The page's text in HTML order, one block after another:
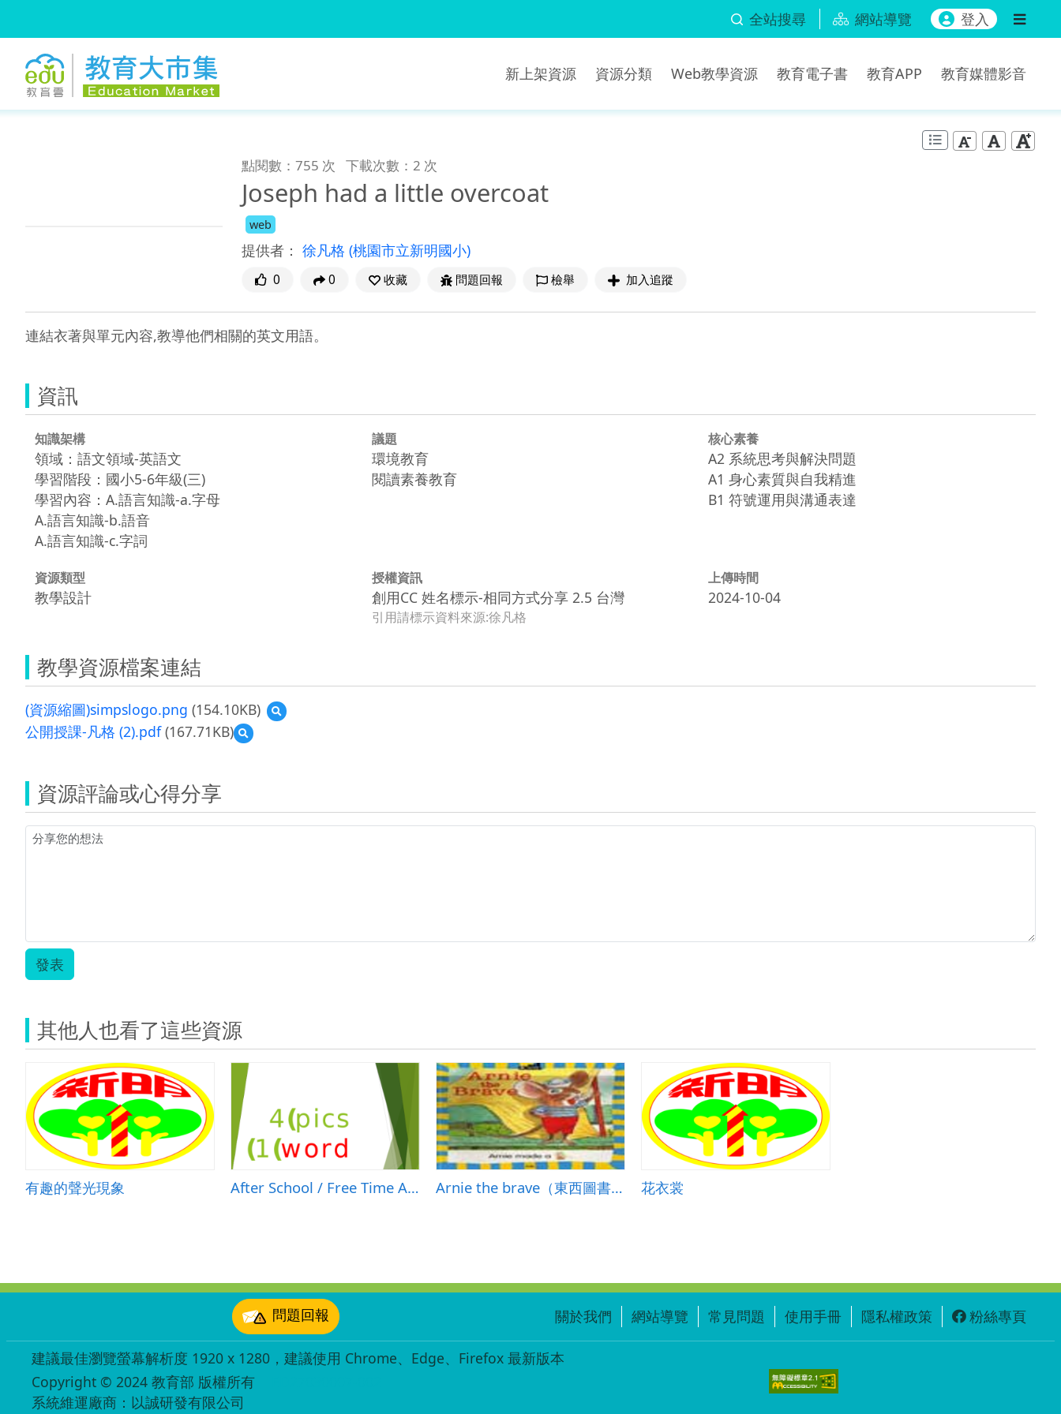
全站搜尋 網站導覽 登入
新上架資源 資源分類 Web教學資源 教育電子書 教育APP 教育媒體影音
點閱數：755 次 下載次數：2 次
Joseph had a little overcoat
web
提供者： 徐凡格 (桃園市立新明國小)
0 0 收藏 問題回報 檢舉 加入追蹤
連結衣著與單元內容,教導他們相關的英文用語。
資訊
知識架構
領域：語文領域-英語文
學習階段：國小5-6年級(三)
學習內容：A.語言知識-a.字母
A.語言知識-b.語音
A.語言知識-c.字詞
議題
環境教育
閱讀素養教育
核心素養
A2 系統思考與解決問題
A1 身心素質與自我精進
B1 符號運用與溝通表達
資源類型
教學設計
授權資訊
創用CC 姓名標示-相同方式分享 2.5 台灣
引用請標示資料來源:徐凡格
上傳時間
2024-10-04
教學資源檔案連結
(資源縮圖)simpslogo.png (154.10KB)
預
覽
公開授課-凡格 (2).pdf(167.71KB)
預
覽
凡
資源評論或心得分享
發表
其他人也看了這些資源
有趣的聲光現象 After School / Free Time Activities Arnie the brave（東西圖書出版） 花衣裳
問題回報 關於我們 網站導覽 常見問題 使用手冊 隱私權政策 粉絲專頁
建議最佳瀏覽螢幕解析度 1920 x 1280，建議使用 Chrome、Edge、Firefox 最新版本
Copyright © 2024 教育部 版權所有
系統維運廠商：以誠研發有限公司